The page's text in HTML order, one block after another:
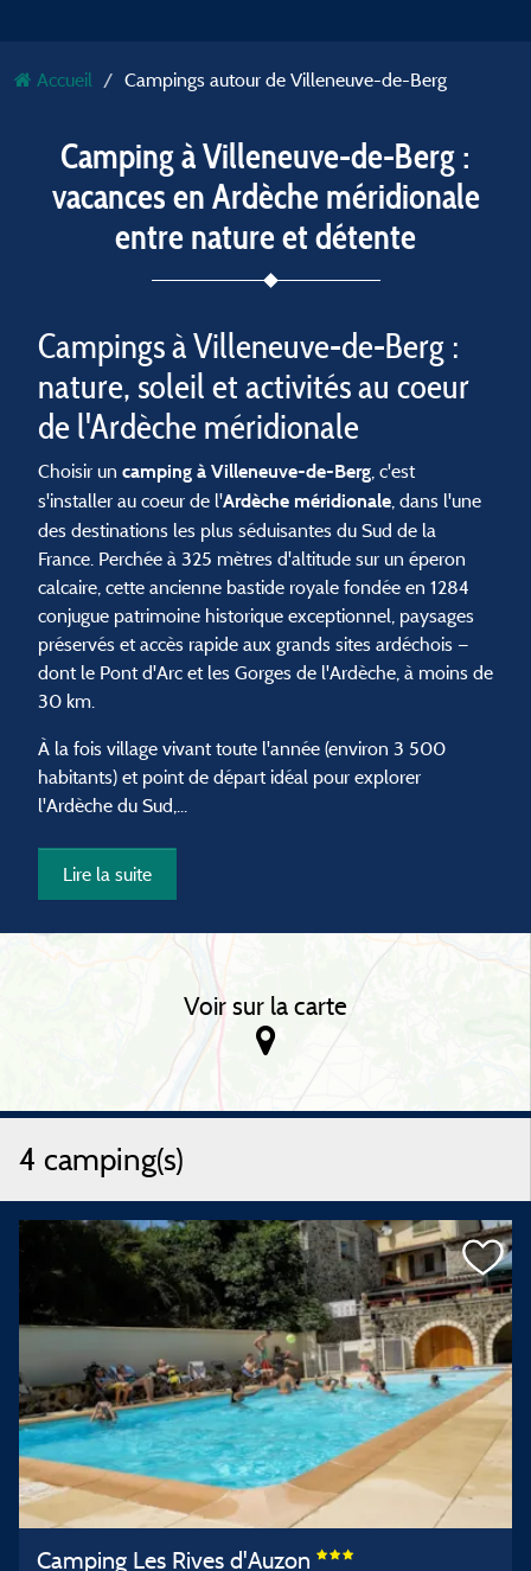
Accueil Campings autour de Villeneuve-de-Berg
Camping à Villeneuve-de-Berg :
vacances en Ardèche méridionale
entre nature et détente
Campings à Villeneuve-de-Berg :
nature, soleil et activités au coeur
de l'Ardèche méridionale
Choisir un camping à Villeneuve-de-Berg, c'est
s'installer au coeur de l'Ardèche méridionale, dans l'une
des destinations les plus séduisantes du Sud de la
France. Perchée à 325 mètres d'altitude sur un éperon
calcaire, cette ancienne bastide royale fondée en 1284
conjugue patrimoine historique exceptionnel, paysages
préservés et accès rapide aux grands sites ardéchois —
dont le Pont d'Arc et les Gorges de l'Ardèche, à moins de
30 km.
À la fois village vivant toute l'année (environ 3 500
habitants) et point de départ idéal pour explorer
l'Ardèche du Sud,...
Lire la suite
4 camping(s)
Camping Les Rives d'Auzon
Voir sur la carte